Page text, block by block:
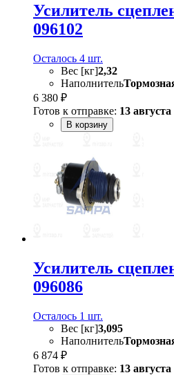
Усилитель
096102
Осталось 4 шт.
Вес [кг]2,32
Наполнитель
6 380 ₽
Готов к отправке: 13 августа
В корзину
Усилитель
096086
Осталось 1 шт.
Вес [кг]3,095
Наполнитель
6 874 ₽
Готов к отправке: 13 августа